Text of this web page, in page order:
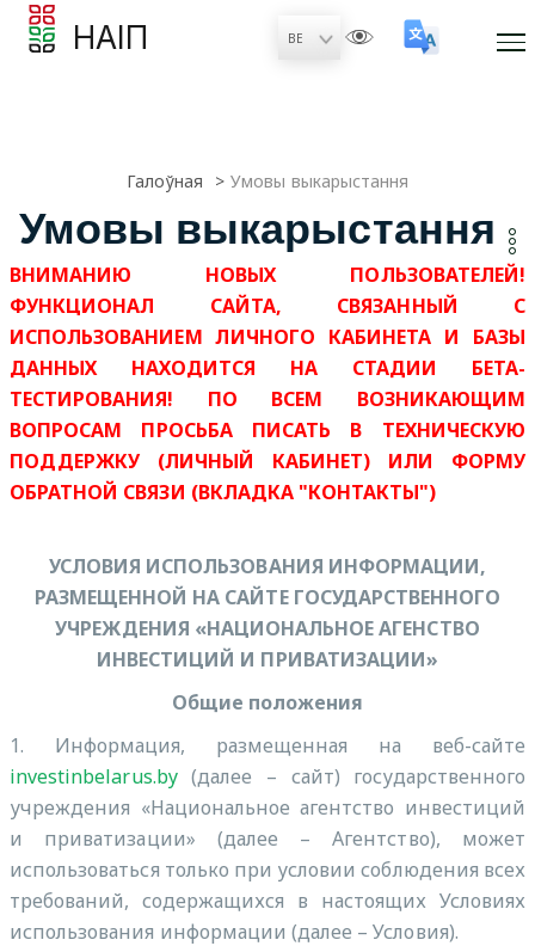
НАІП
Галоўная Умовы выкарыстання
Умовы выкарыстання
ВНИМАНИЮ НОВЫХ ПОЛЬЗОВАТЕЛЕЙ!
ФУНКЦИОНАЛ САЙТА, СВЯЗАННЫЙ С
ИСПОЛЬЗОВАНИЕМ ЛИЧНОГО КАБИНЕТА И БАЗЫ
ДАННЫХ НАХОДИТСЯ НА СТАДИИ БЕТА-
ТЕСТИРОВАНИЯ! ПО ВСЕМ ВОЗНИКАЮЩИМ
ВОПРОСАМ ПРОСЬБА ПИСАТЬ В ТЕХНИЧЕСКУЮ
ПОДДЕРЖКУ (ЛИЧНЫЙ КАБИНЕТ) ИЛИ ФОРМУ
ОБРАТНОЙ СВЯЗИ (ВКЛАДКА "КОНТАКТЫ")
УСЛОВИЯ ИСПОЛЬЗОВАНИЯ ИНФОРМАЦИИ,
РАЗМЕЩЕННОЙ НА САЙТЕ ГОСУДАРСТВЕННОГО
УЧРЕЖДЕНИЯ «НАЦИОНАЛЬНОЕ АГЕНСТВО
ИНВЕСТИЦИЙ И ПРИВАТИЗАЦИИ»
Общие положения
1. Информация, размещенная на веб-сайте
investinbelarus.by(далее – сайт) государственного
учреждения «Национальное агентство инвестиций
и приватизации» (далее – Агентство), может
использоваться только при условии соблюдения всех
требований, содержащихся в настоящих Условиях
использования информации (далее – Условия).